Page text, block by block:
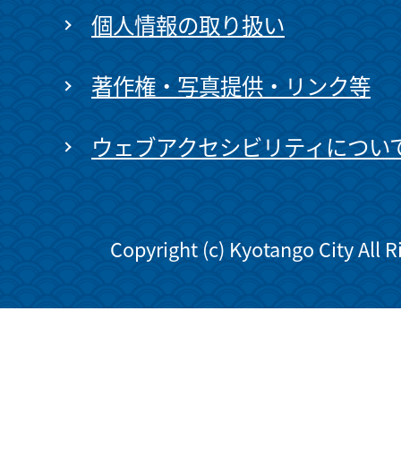
個人情報の取り扱い
著作権・写真提供・リンク等
ウェブアクセシビリティについ
Copyright (c) Kyotango City All